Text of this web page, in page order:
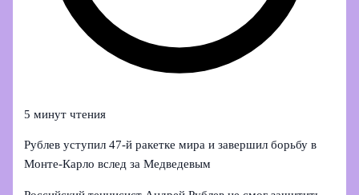
5 минут чтения
Рублев уступил 47‑й ракетке мира и завершил борьбу в
Монте‑Карло вслед за Медведевым